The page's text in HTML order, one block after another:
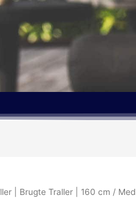
| Brugte Traller | 160 cm / Med